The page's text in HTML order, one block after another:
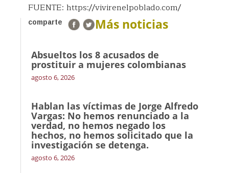
FUENTE: https://vivirenelpoblado.com/
comparte Más noticias
Absueltos los 8 acusados de
prostituir a mujeres colombianas
agosto 6, 2026
Hablan las víctimas de Jorge Alfredo
Vargas: No hemos renunciado a la
verdad, no hemos negado los
hechos, no hemos solicitado que la
investigación se detenga.
agosto 6, 2026